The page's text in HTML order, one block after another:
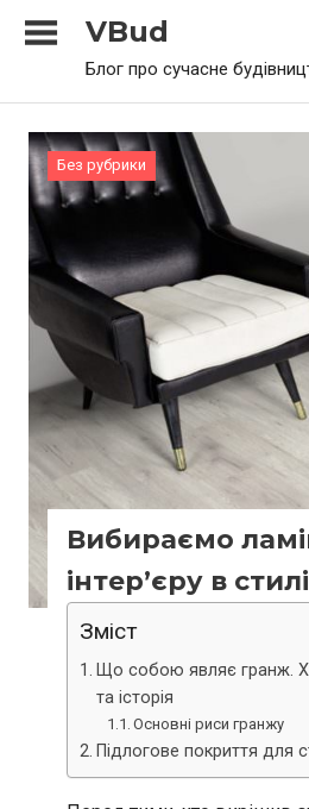
VBud
Блог про сучасне
Без рубрики
Вибираємо
інтер’єру в
Зміст
Що собою являє гранж.
та історія
Основні риси гранжу
Підлогове покриття для